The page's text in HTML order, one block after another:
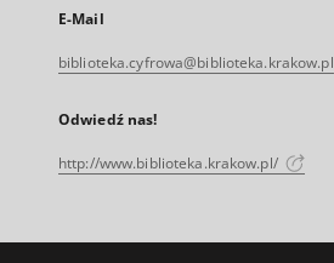
E-Mail
biblioteka.cyfrowa@biblioteka.krakow.pl
Odwiedź nas!
http://www.biblioteka.krakow.pl/